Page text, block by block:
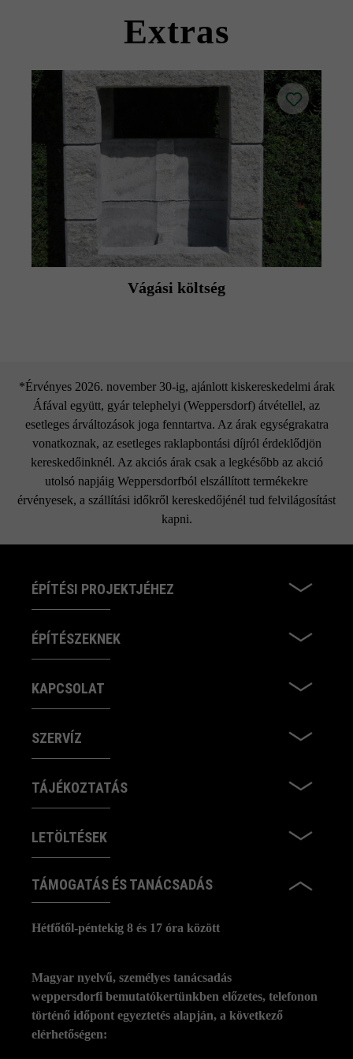
Extras
Vágási költség
*Érvényes 2026. november 30-ig, ajánlott kiskereskedelmi árak
Áfával együtt, gyár telephelyi (Weppersdorf) átvétellel, az
esetleges árváltozások joga fenntartva. Az árak egységrakatra
vonatkoznak, az esetleges raklapbontási díjról érdeklődjön
kereskedőinknél. Az akciós árak csak a legkésőbb az akció
utolsó napjáig Weppersdorfból elszállított termékekre
érvényesek, a szállítási időkről kereskedőjénél tud felvilágosítást
kapni.
ÉPÍTÉSI PROJEKTJÉHEZ
ÉPÍTÉSZEKNEK
KAPCSOLAT
SZERVÍZ
TÁJÉKOZTATÁS
LETÖLTÉSEK
TÁMOGATÁS ÉS TANÁCSADÁS
Hétfőtől-péntekig 8 és 17 óra között
Magyar nyelvű, személyes tanácsadás
weppersdorfi bemutatókertünkben előzetes, telefonon
történő időpont egyeztetés alapján, a következő
elérhetőségen: